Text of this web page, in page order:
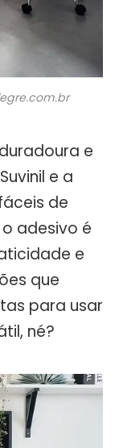
e
e a
de
adesivo é
e
que
para usar
né?